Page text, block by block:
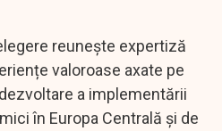
reunește expertiză
valoroase axate pe
a implementării
în Europa Centrală și de